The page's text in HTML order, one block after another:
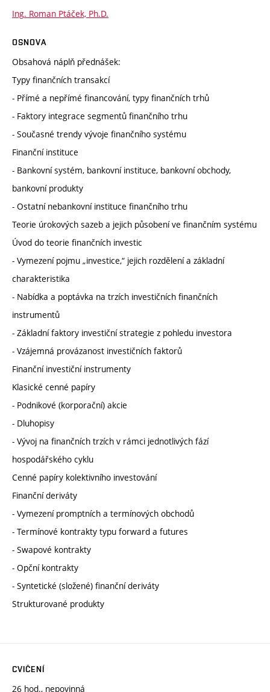
Ing. Roman Ptáček, Ph.D.
OSNOVA
Obsahová náplň přednášek:
Typy finančních transakcí
- Přímé a nepřímé financování, typy finančních trhů
- Faktory integrace segmentů finančního trhu
- Současné trendy vývoje finančního systému
Finanční instituce
- Bankovní systém, bankovní instituce, bankovní obchody,
bankovní produkty
- Ostatní nebankovní instituce finančního trhu
Teorie úrokových sazeb a jejich působení ve finančním systému
Úvod do teorie finančních investic
- Vymezení pojmu „investice,“ jejich rozdělení a základní
charakteristika
- Nabídka a poptávka na trzích investičních finančních
instrumentů
- Základní faktory investiční strategie z pohledu investora
- Vzájemná provázanost investičních faktorů
Finanční investiční instrumenty
Klasické cenné papíry
- Podnikové (korporační) akcie
- Dluhopisy
- Vývoj na finančních trzích v rámci jednotlivých fází
hospodářského cyklu
Cenné papíry kolektivního investování
Finanční deriváty
- Vymezení promptních a termínových obchodů
- Termínové kontrakty typu forward a futures
- Swapové kontrakty
- Opční kontrakty
- Syntetické (složené) finanční deriváty
Strukturované produkty
CVIČENÍ
26 hod., nepovinná